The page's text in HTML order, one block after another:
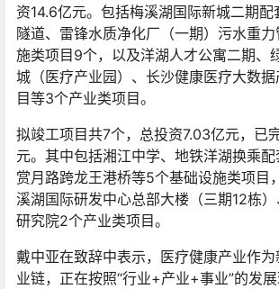
资14.6亿元。包括梅溪湖国际新城二期
隧道、雷锋水质净化厂（一期）污水重
施类项目9个，以及洋湖人才公寓二期、
城（医疗产业园）、长沙健康医疗大数
目等3个产业类项目。
拟竣工项目共7个，总投资7.03亿元，已
元。其中包括湘江中学、地铁洋湖换乘配
赏月路跨龙王港桥等5个基础设施类项目
溪湖国际研发中心总部大楼（三期12栋
研究院2个产业类项目。
戴中亚在致辞中表示，医疗健康产业作
业链，正在按照“行业+产业+事业”的发